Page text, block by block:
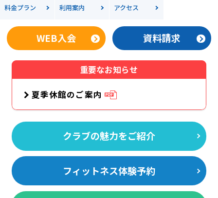
料金プラン 利用案内 アクセス
WEB入会 資料請求
重要なお知らせ
夏季休館のご案内
クラブの魅力をご紹介
フィットネス体験予約